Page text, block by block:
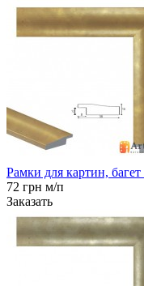
Рамки для картин,
72 грн м/п
Заказать